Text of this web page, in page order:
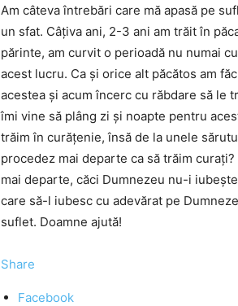
Am câteva întrebări care mă apasă pe
un sfat. Câţiva ani, 2-3 ani am trăit în
părinte, am curvit o perioadă nu numai
acest lucru. Ca şi orice alt păcătos am
acestea şi acum încerc cu răbdare să le
îmi vine să plâng zi şi noapte pentru
trăim în curăţenie, însă de la unele
procedez mai departe ca să trăim
mai departe, căci Dumnezeu nu-i
care să-l iubesc cu adevărat pe
suflet. Doamne ajută!
Share
Facebook